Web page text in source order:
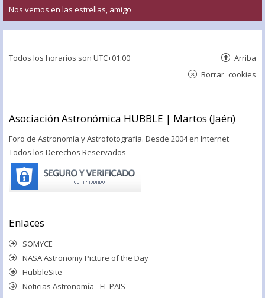
Nos vemos en las estrellas, amigo
Todos los horarios son UTC+01:00 Arriba
Borrar cookies
Asociación Astronómica HUBBLE | Martos (Jaén)
Foro de Astronomía y Astrofotografía. Desde 2004 en Internet
Todos los Derechos Reservados
Enlaces
SOMYCE
NASA Astronomy Picture of the Day
HubbleSite
Noticias Astronomía - EL PAIS